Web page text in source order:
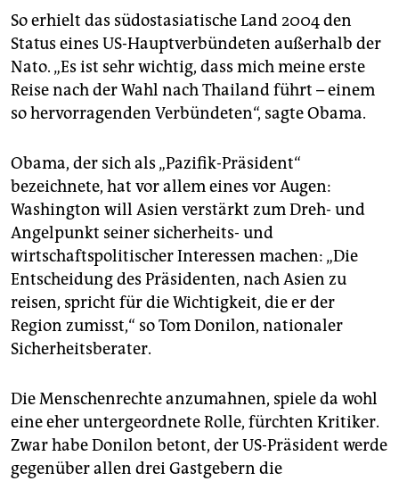
So erhielt das südostasiatische Land 2004 den
Status eines US-Hauptverbündeten außerhalb der
Nato. „Es ist sehr wichtig, dass mich meine erste
Reise nach der Wahl nach Thailand führt – einem
so hervorragenden Verbündeten“, sagte Obama.
Obama, der sich als „Pazifik-Präsident“
bezeichnete, hat vor allem eines vor Augen:
Washington will Asien verstärkt zum Dreh- und
Angelpunkt seiner sicherheits- und
wirtschaftspolitischer Interessen machen: „Die
Entscheidung des Präsidenten, nach Asien zu
reisen, spricht für die Wichtigkeit, die er der
Region zumisst,“ so Tom Donilon, nationaler
Sicherheitsberater.
Die Menschenrechte anzumahnen, spiele da wohl
eine eher untergeordnete Rolle, fürchten Kritiker.
Zwar habe Donilon betont, der US-Präsident werde
gegenüber allen drei Gastgebern die